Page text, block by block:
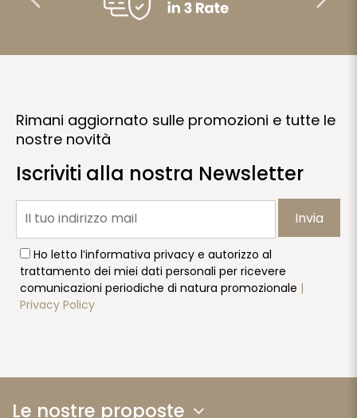
Rimani aggiornato sulle promozioni e tutte le
nostre novità
Iscriviti alla nostra Newsletter
Invia
Ho letto l’informativa privacy e autorizzo al
trattamento dei miei dati personali per ricevere
comunicazioni periodiche di natura promozionale |
Privacy Policy
Le nostre proposte